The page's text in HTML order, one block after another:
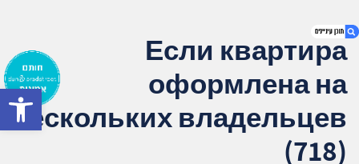
1. Если квартира оформлена на
нескольких владельцев (718)
2. אודות U נכסים
3. שאלתם ? ענינו !
Если квартира
оформлена на
нескольких владельцев
(718)